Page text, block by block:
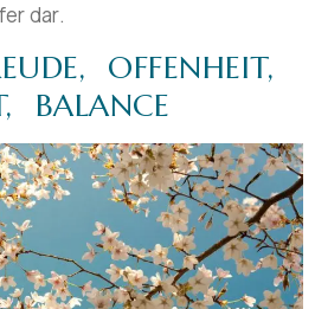
dar.
OFFENHEIT,
BALANCE